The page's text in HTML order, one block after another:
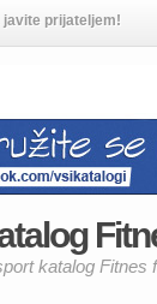
prijateljem!
katalog Fitnes